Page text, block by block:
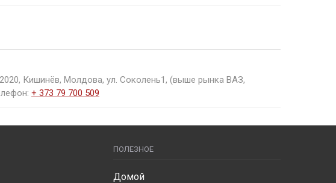
Кишинёв, Молдова, ул. Соколень1, (выше рынка ВАЗ,
+ 373 79 700 509
ПОЛЕЗНОЕ
Домой